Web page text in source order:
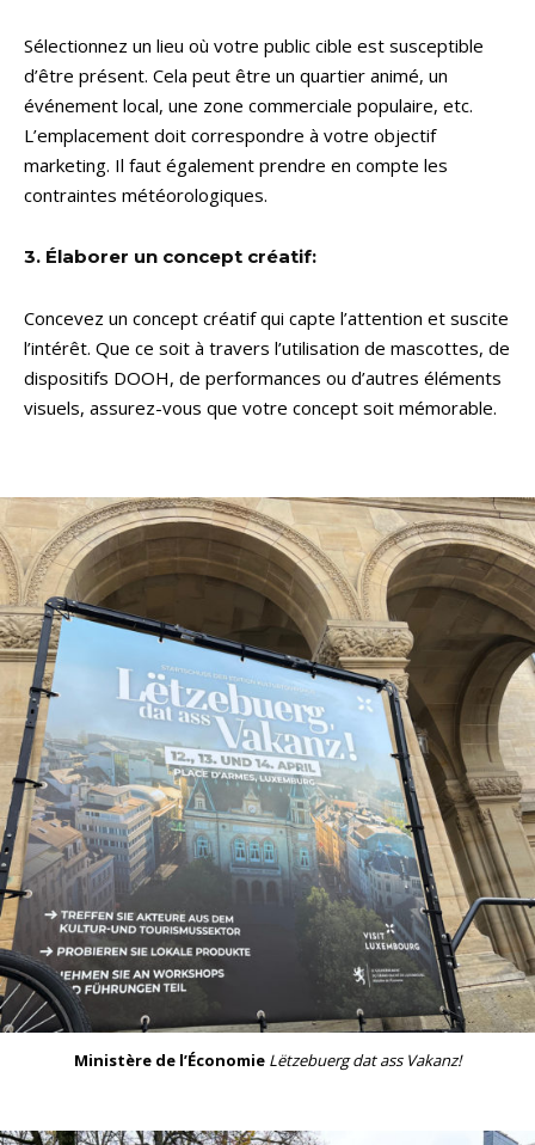
Sélectionnez un lieu où votre public cible est susceptible
d’être présent. Cela peut être un quartier animé, un
événement local, une zone commerciale populaire, etc.
L’emplacement doit correspondre à votre objectif
marketing. Il faut également prendre en compte les
contraintes météorologiques.
3. Élaborer un concept créatif:
Concevez un concept créatif qui capte l’attention et suscite
l’intérêt. Que ce soit à travers l’utilisation de mascottes, de
dispositifs DOOH, de performances ou d’autres éléments
visuels, assurez-vous que votre concept soit mémorable.
Ministère de l’Économie Lëtzebuerg dat ass Vakanz!